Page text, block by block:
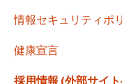
情報セキュリティポ
健康宣言
採用情報 (外部サイ